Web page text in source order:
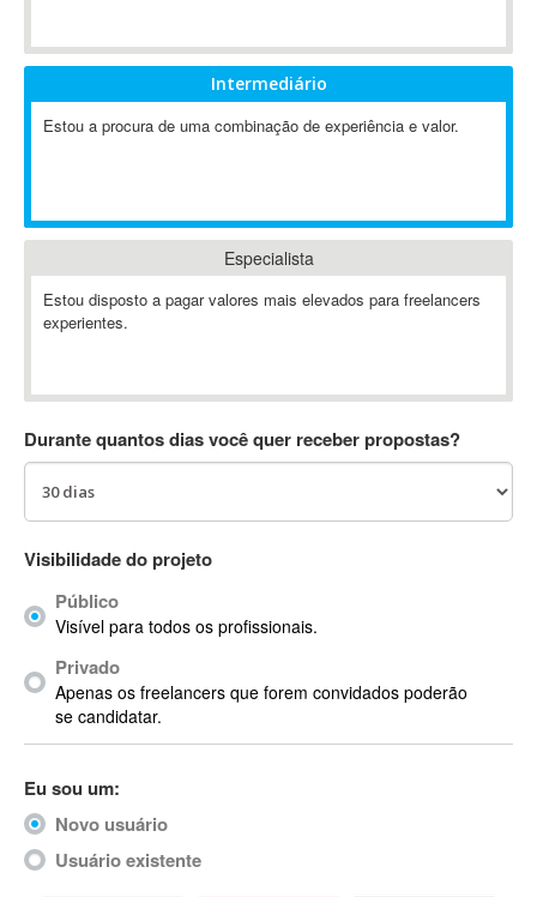
ABAP
Abaqus
ABBYY FineReader
Ableton
Ableton Push
Abstract
AC3
ACID Pro
ACPI
Acrobat
Acrobat X
Acronis
ACT
Actimize
ActionScript
ActionScript 3
Intermediário
Estou a procura de uma combinação de experiência e valor.
Especialista
Estou disposto a pagar valores mais elevados para freelancers
experientes.
Durante quantos dias você quer receber propostas?
Visibilidade do projeto
Público
Visível para todos os profissionais.
Privado
Apenas os freelancers que forem convidados poderão
se candidatar.
Eu sou um:
Novo usuário
Usuário existente